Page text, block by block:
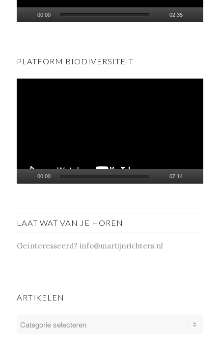
00:00 02:35
PLATFORM BIODIVERSITEIT
00:00 07:14
LAAT WAT VAN JE HOREN
Geïnteresseerd? info@martijnrichters.nl
ARTIKELEN
ARTIKELEN